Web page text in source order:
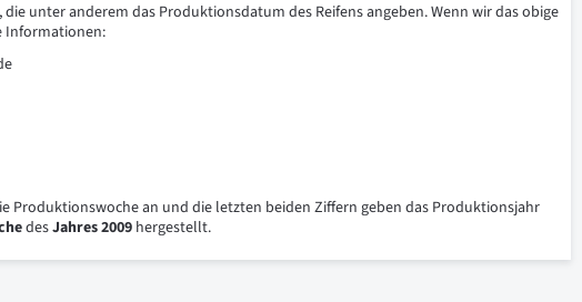
die unter anderem das Produktionsdatum des Reifens angeben. Wenn wir das obige
Informationen:
Produktionswoche an und die letzten beiden Ziffern geben das Produktionsjahr
desJahres 2009 hergestellt.